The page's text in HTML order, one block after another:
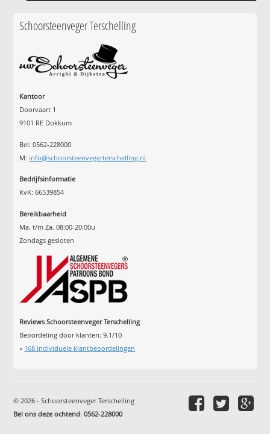
Schoorsteenveger Terschelling
Kantoor
Doorvaart 1
9101 RE Dokkum
Bel: 0562-228000
M: info@schoorsteenvegerterschelling.nl
Bedrijfsinformatie
KvK: 66539854
Bereikbaarheid
Ma. t/m Za. 08:00-20:00u
Zondags gesloten
Reviews Schoorsteenveger Terschelling
Beoordeling door klanten:9.1/10
» 168 individuele klantbeoordelingen
© 2026 - Schoorsteenveger Terschelling
Bel ons deze ochtend:0562-228000